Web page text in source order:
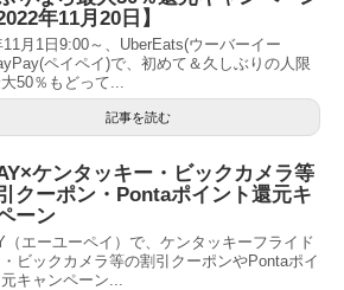
年11月20日】
11月1日9:00～、UberEats(ウーバーイー
ペイペイ)で、初めて＆久しぶりの人限
50％もどって...
記事を読む
ケンタッキー・ビックカメラ等
クーポン・Pontaポイント還元キ
ーン
（エーユーペイ）で、ケンタッキーフライド
ビックカメラ等の割引クーポンやPontaポイ
キャンペーン...